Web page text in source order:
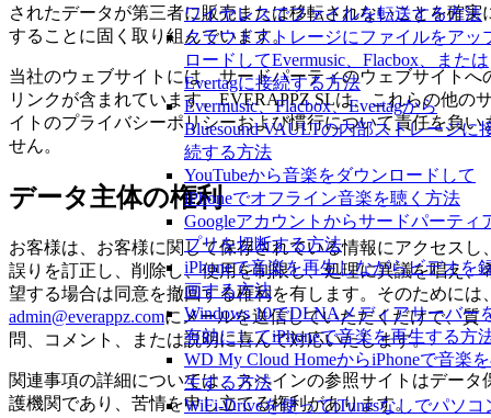
ワイヤレスでファイルを転送する方法
クラウドストレージにファイルをアッ
ロードしてEvermusic、Flacbox、または
Evertagに接続する方法
Evermusic、Flacbox、Evertagから
Bluesound VAULTの内部ストレージに
続する方法
YouTubeから音楽をダウンロードして
iPhoneでオフライン音楽を聴く方法
Googleアカウントからサードパーティ
プリを切断する方法
iPhoneで音楽を再生しながらビデオを
画する方法
Windows 10でDLNAメディアサーバー
有効にしてiPhoneで音楽を再生する方
WD My Cloud HomeからiPhoneで音楽
生する方法
WiFi-Driveを使ってiTunesなしでパソコ
されたデータが第三者に販売または移転されないことを確実
することに固く取り組んでいます。
当社のウェブサイトには、サードパーティのウェブサイトへ
リンクが含まれています。EVERAPPZ SLは、これらの他の
イトのプライバシーポリシーおよび慣行について責任を負い
せん。
データ主体の権利
お客様は、お客様に関して保存されている情報にアクセスし
誤りを訂正し、削除し、使用を制限し、処理に異議を唱え、
望する場合は同意を撤回する権利を有します。そのためには
admin@everappz.comにメールを送信していただくだけで、質
問、コメント、または説明に喜んで対応いたします。
関連事項の詳細については、スペインの参照サイトはデータ
護機関であり、苦情を申し立てる権利があります。